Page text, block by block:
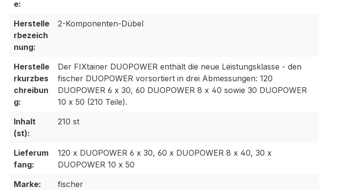
e:
Herstelle
rbezeich
nung:
2-Komponenten-Dübel
Herstelle
rkurzbes
chreibun
g:
Der FIXtainer DUOPOWER enthält die neue Leistungsklasse - den
fischer DUOPOWER vorsortiert in drei Abmessungen: 120
DUOPOWER 6 x 30, 60 DUOPOWER 8 x 40 sowie 30 DUOPOWER
10 x 50 (210 Teile).
Inhalt
(st):
210 st
Lieferum
fang:
120 x DUOPOWER 6 x 30, 60 x DUOPOWER 8 x 40, 30 x
DUOPOWER 10 x 50
Marke:
fischer